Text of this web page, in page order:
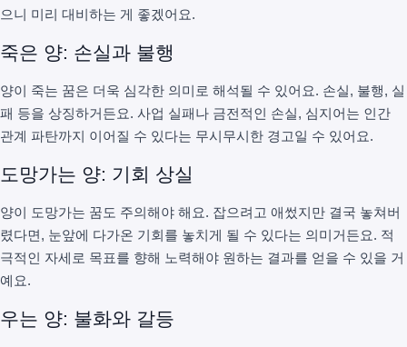
으니 미리 대비하는 게 좋겠어요.
죽은 양: 손실과 불행
양이 죽는 꿈은 더욱 심각한 의미로 해석될 수 있어요. 손실, 불행, 실
패 등을 상징하거든요. 사업 실패나 금전적인 손실, 심지어는 인간
관계 파탄까지 이어질 수 있다는 무시무시한 경고일 수 있어요.
도망가는 양: 기회 상실
양이 도망가는 꿈도 주의해야 해요. 잡으려고 애썼지만 결국 놓쳐버
렸다면, 눈앞에 다가온 기회를 놓치게 될 수 있다는 의미거든요. 적
극적인 자세로 목표를 향해 노력해야 원하는 결과를 얻을 수 있을 거
예요.
우는 양: 불화와 갈등